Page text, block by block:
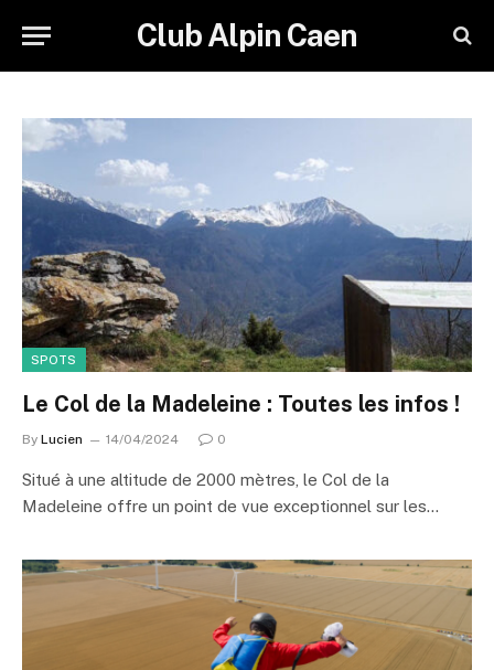
Club Alpin Caen
SPOTS
Le Col de la Madeleine : Toutes les infos !
By Lucien 14/04/2024 0
Situé à une altitude de 2000 mètres, le Col de la
Madeleine offre un point de vue exceptionnel sur les…